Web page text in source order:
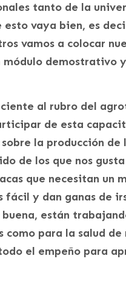
tanto de la
vaya bien, es
vamos a colocar
demostrativo
al rubro del
de esta
la producción
de los que nos
que necesitan un
fácil y dan ganas de
están
para la salud de
el empeño para